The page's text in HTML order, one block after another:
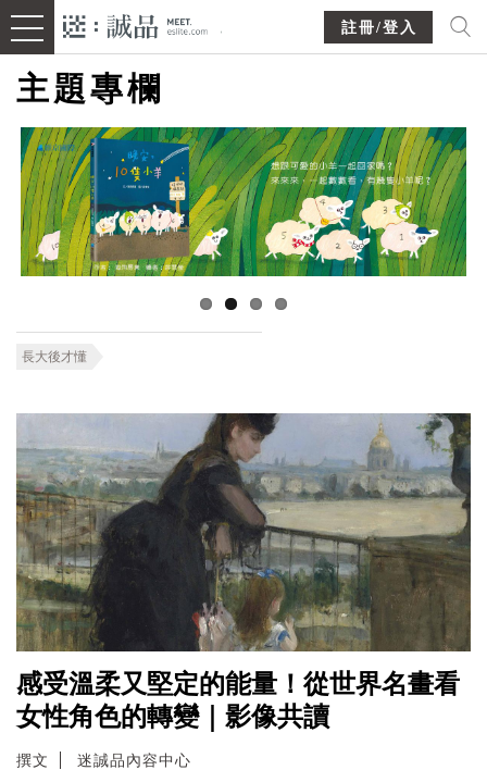
註冊/登入
主題專欄
長大後才懂
感受溫柔又堅定的能量！從世界名畫看
女性角色的轉變｜影像共讀
撰文 迷誠品內容中心